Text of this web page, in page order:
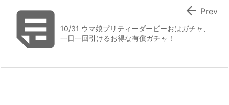
10/31 ウマ娘プリティーダービーおはガチャ、
一日一回引けるお得な有償ガチャ！
 Prev